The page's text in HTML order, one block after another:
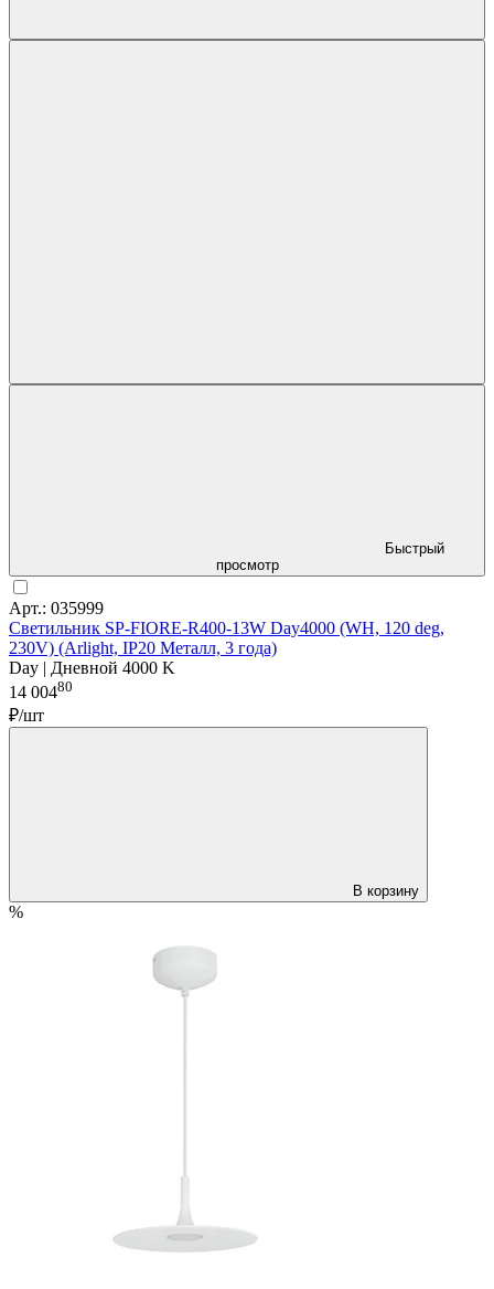
Быстрый
просмотр
Арт.: 035999
Светильник SP-FIORE-R400-13W Day4000 (WH, 120 deg,
230V) (Arlight, IP20 Металл, 3 года)
Day | Дневной 4000 K
14 00480
₽/шт
В корзину
%